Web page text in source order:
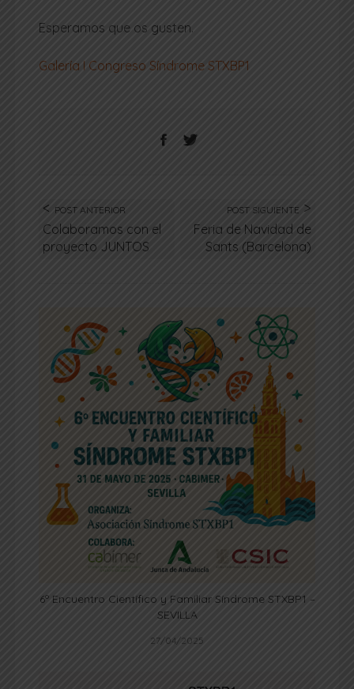
Esperamos que os gusten.
Galería I Congreso Síndrome STXBP1
POST ANTERIOR
Colaboramos con el
proyecto JUNTOS
POST SIGUIENTE
Feria de Navidad de
Sants (Barcelona)
6º Encuentro Científico y Familiar Síndrome STXBP1 –
SEVILLA
27/04/2025